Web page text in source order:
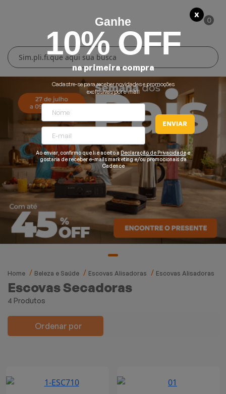
0
Home Beleza e Saúde Escovas Alisadoras Escovas Alisadoras
Escovas Secadoras
4 Produtos
Ordenar por
X
Ganhe
10% OFF
na primeira compra
Cadastre-se para receber novidades e promoções
exclusivas por e-mail
ENVIAR
Ao enviar, confirmo que li e aceito a Declaração de Privacidadee
gostaria de receber e-mails marketing e/ou promocionais da
Cadence
Cozinha
Blenders
Liquidificadores
Grills e Sanduicheiras
Chaleiras Elétricas
Cafeteiras
Fritadeiras
Mixers
Máquina de Waffle
Lar
Ferros e Passadeiras
Conforto Térmico
Aquecedores
Climatizadores
Ventiladores
Cuidados Pessoais
Escovas Secadoras
Secadores
Cortadores de Cabelo
Pranchas